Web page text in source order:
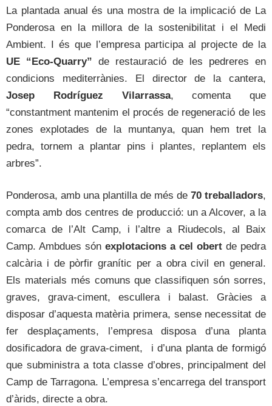
La plantada anual és una mostra de la implicació de La
Ponderosa en la millora de la sostenibilitat i el Medi
Ambient. I és que l’empresa participa al projecte de la
UE “Eco-Quarry” de restauració de les pedreres en
condicions mediterrànies. El director de la cantera,
Josep Rodríguez Vilarrassa, comenta que
“constantment mantenim el procés de regeneració de les
zones explotades de la muntanya, quan hem tret la
pedra, tornem a plantar pins i plantes, replantem els
arbres”.
Ponderosa, amb una plantilla de més de 70 treballadors,
compta amb dos centres de producció: un a Alcover, a la
comarca de l’Alt Camp, i l’altre a Riudecols, al Baix
Camp. Ambdues són explotacions a cel obert de pedra
calcària i de pòrfir granític per a obra civil en general.
Els materials més comuns que classifiquen són sorres,
graves, grava-ciment, escullera i balast. Gràcies a
disposar d’aquesta matèria primera, sense necessitat de
fer desplaçaments, l’empresa disposa d’una planta
dosificadora de grava-ciment, i d’una planta de formigó
que subministra a tota classe d’obres, principalment del
Camp de Tarragona. L’empresa s’encarrega del transport
d’àrids, directe a obra.